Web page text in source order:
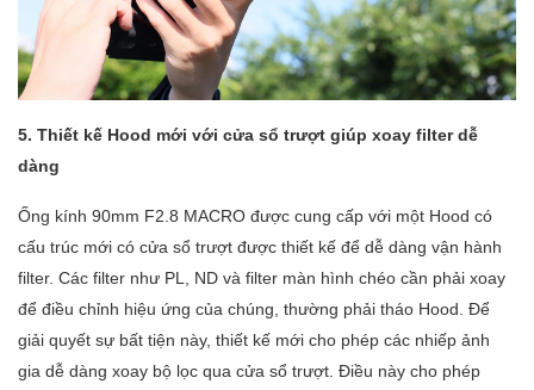
5. Thiết kế Hood mới với cửa sổ trượt giúp xoay filter dễ
dàng
Ống kính 90mm F2.8 MACRO được cung cấp với một Hood có
cấu trúc mới có cửa sổ trượt được thiết kế để dễ dàng vận hành
filter. Các filter như PL, ND và filter màn hình chéo cần phải xoay
để điều chỉnh hiệu ứng của chúng, thường phải tháo Hood. Để
giải quyết sự bất tiện này, thiết kế mới cho phép các nhiếp ảnh
gia dễ dàng xoay bộ lọc qua cửa sổ trượt. Điều này cho phép